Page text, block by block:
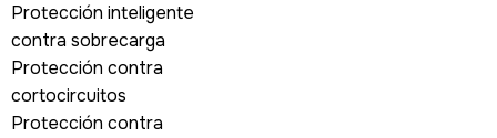
Protección inteligente
contra sobrecarga
Protección contra
cortocircuitos
Protección contra